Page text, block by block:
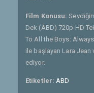
Film Konusu:
Dek (ABD) 720p HD
To All the Boys:
ile başlayan Lara Jean
ediyor.
Etiketler:ABD